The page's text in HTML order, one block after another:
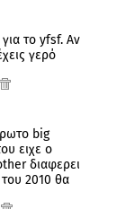
το yfsf. Αν
γερό
big
ειχε ο
διαφερει
2010 θα